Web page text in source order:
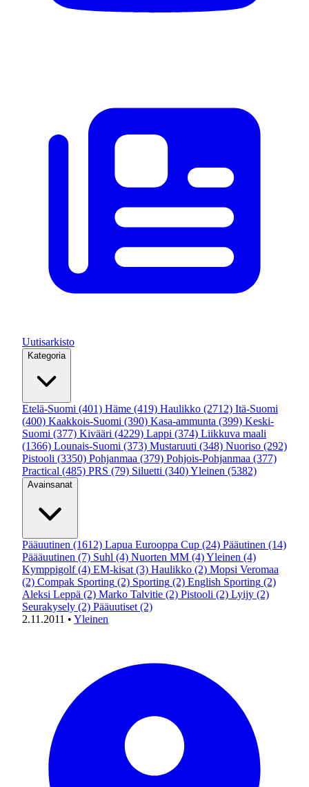
Uutisarkisto
Kategoria
Etelä-Suomi (401) Häme (419) Haulikko (2712) Itä-Suomi
(400) Kaakkois-Suomi (390) Kasa-ammunta (399) Keski-
Suomi (377) Kivääri (4229) Lappi (374) Liikkuva maali
(1366) Lounais-Suomi (373) Mustaruuti (348) Nuoriso (292)
Pistooli (3350) Pohjanmaa (379) Pohjois-Pohjanmaa (377)
Practical (485) PRS (79) Siluetti (340)Yleinen (5382)
Avainsanat
Pääuutinen (1612) Lapua Eurooppa Cup (24) Pääutinen (14)
Päääuutinen (7) Suhl (4) Nuorten MM (4)Yleinen (4)
Kymppigolf (4) EM-kisat (3) Haulikko (2) Mopsi Veromaa
(2) Compak Sporting (2) Sporting (2) English Sporting (2)
Aleksi Leppä (2) Marko Talvitie (2) Pistooli (2) Lyijy (2)
Seurakysely (2) Pääuutiset (2)
2.11.2011 • Yleinen